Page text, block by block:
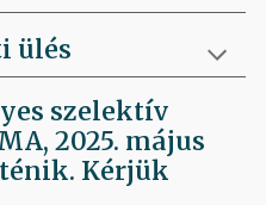
ülés
szelektív
2025. május
Kérjük